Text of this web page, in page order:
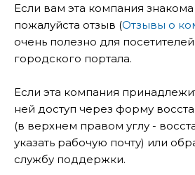
Если вам эта компания знакома
пожалуйста отзыв (Отзывы о
очень полезно для
городского портала.
Если эта компания
ней доступ через форму
(в верхнем правом углу -
указать рабочую почту) или
службу поддержки.